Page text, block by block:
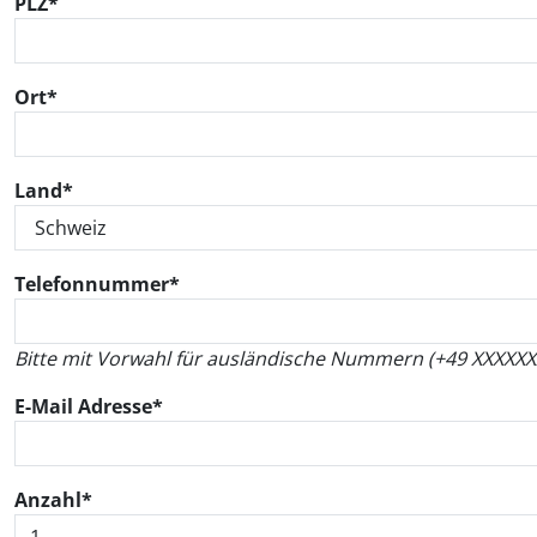
Ort*
Land*
Telefonnummer*
Bitte mit Vorwahl für ausländische Nummern (+49
E-Mail Adresse*
Anzahl*